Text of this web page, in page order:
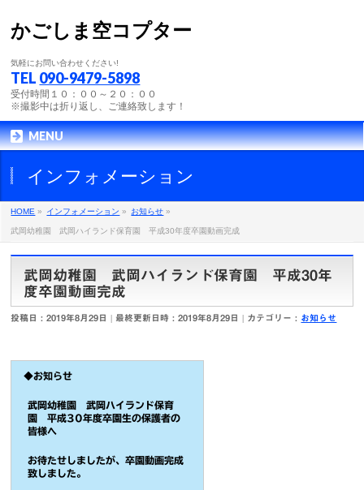
かごしま空コプター
気軽にお問い合わせください!
TEL 090-9479-5898
受付時間１０：００～２０：００
※撮影中は折り返し、ご連絡致します！
MENU
インフォメーション
HOME » インフォメーション » お知らせ »
武岡幼稚園 武岡ハイランド保育園 平成30年度卒園動画完成
武岡幼稚園 武岡ハイランド保育園 平成30年
度卒園動画完成
投稿日 : 2019年8月29日 最終更新日時 : 2019年8月29日 カテゴリー : お知らせ
◆お知らせ
武岡幼稚園 武岡ハイランド保育
園 平成30年度卒園生の保護者の
皆様へ
お待たせしましたが、卒園動画完成
致しました。